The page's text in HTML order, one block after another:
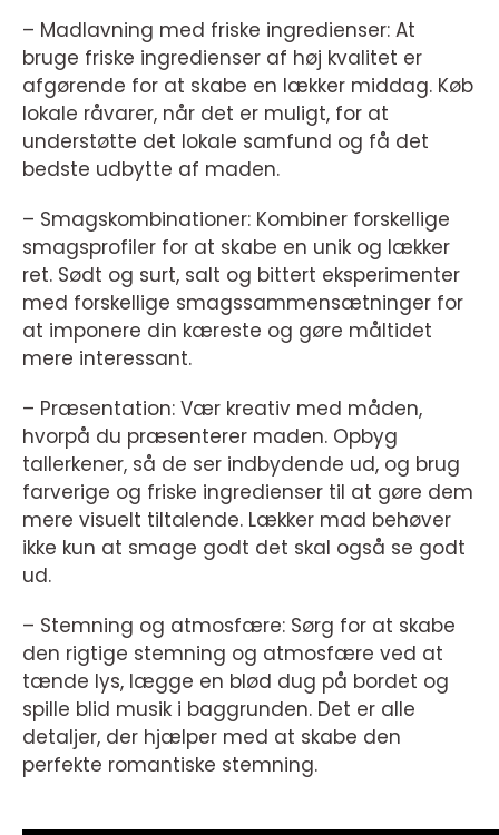
– Madlavning med friske ingredienser: At
bruge friske ingredienser af høj kvalitet er
afgørende for at skabe en lækker middag. Køb
lokale råvarer, når det er muligt, for at
understøtte det lokale samfund og få det
bedste udbytte af maden.
– Smagskombinationer: Kombiner forskellige
smagsprofiler for at skabe en unik og lækker
ret. Sødt og surt, salt og bittert eksperimenter
med forskellige smagssammensætninger for
at imponere din kæreste og gøre måltidet
mere interessant.
– Præsentation: Vær kreativ med måden,
hvorpå du præsenterer maden. Opbyg
tallerkener, så de ser indbydende ud, og brug
farverige og friske ingredienser til at gøre dem
mere visuelt tiltalende. Lækker mad behøver
ikke kun at smage godt det skal også se godt
ud.
– Stemning og atmosfære: Sørg for at skabe
den rigtige stemning og atmosfære ved at
tænde lys, lægge en blød dug på bordet og
spille blid musik i baggrunden. Det er alle
detaljer, der hjælper med at skabe den
perfekte romantiske stemning.